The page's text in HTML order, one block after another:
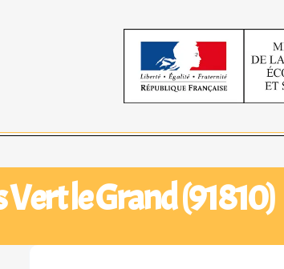
le Grand (91810)